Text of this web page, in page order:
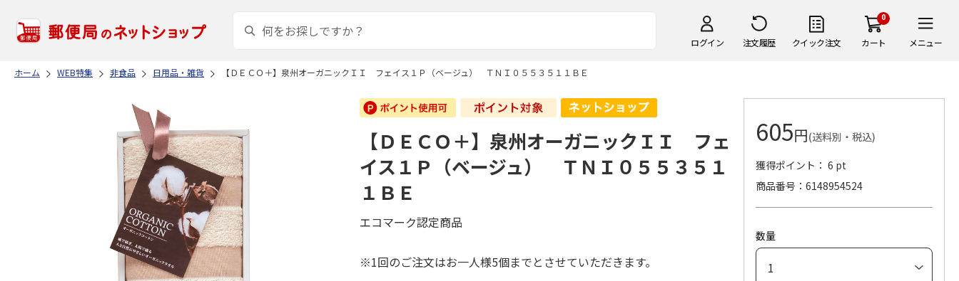
ログイン 注文履歴 クイック注文
0
カート メニュー
ホーム WEB特集 非食品 日用品・雑貨 【ＤＥＣＯ＋】泉州オーガニックＩＩ フェイス１Ｐ（ベージュ） ＴＮＩ０５５３５１１ＢＥ
【ＤＥＣＯ＋】泉州オーガニックＩＩ フェ
イス１Ｐ（ベージュ） ＴＮＩ０５５３５１
１ＢＥ
エコマーク認定商品
※1回のご注文はお一人様5個までとさせていただきます。
605円(送料別・税込)
獲得ポイント： 6 pt
商品番号
6148954524
数量